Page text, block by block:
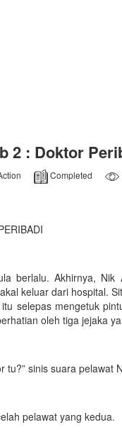
2 : Doktor
Completed
berlalu. Akhirnya, Nik
keluar dari hospital.
selepas mengetuk
oleh tiga jejaka
tu?” sinis suara pelawat
pelawat yang kedua.